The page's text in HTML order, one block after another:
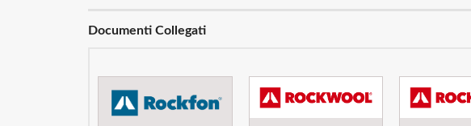
Documenti Collegati